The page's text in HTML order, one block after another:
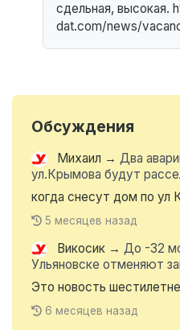
сдельная, высокая.
dat.com/news/
Обсуждения
Михаил → Два
ул.Крымова будут
когда снесут дом по ул
5 месяцев назад
Викосик → До -32
Ульяновске отменяют
Это новость
6 месяцев назад